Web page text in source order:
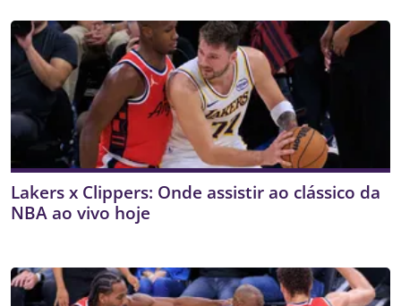
Lakers x Clippers: Onde assistir ao clássico da
NBA ao vivo hoje